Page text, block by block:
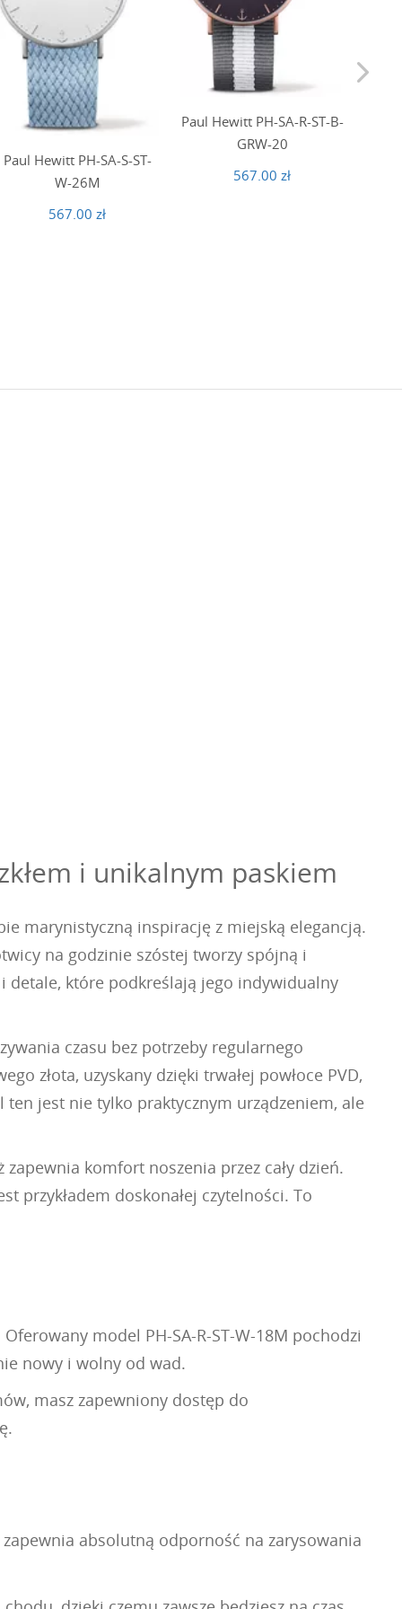
Paul Hewitt PH-SA-S-ST-
W-26M
567.00 zł
Paul Hewitt PH-SA-R-ST-B-
GRW-20
567.00 zł
i unikalnym paskiem
marynistyczną inspirację z miejską elegancją.
na godzinie szóstej tworzy spójną i
detale, które podkreślają jego indywidualny
czasu bez potrzeby regularnego
złota, uzyskany dzięki trwałej powłoce PVD,
ten jest nie tylko praktycznym urządzeniem, ale
komfort noszenia przez cały dzień.
przykładem doskonałej czytelności. To
model PH-SA-R-ST-W-18M pochodzi
nowy i wolny od wad.
masz zapewniony dostęp do
absolutną odporność na zarysowania